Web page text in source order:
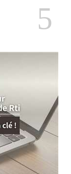
5